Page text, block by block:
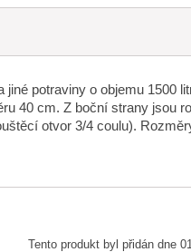
potraviny o objemu
40 cm. Z boční strany jsou
otvor 3/4 coulu).
Tento produkt byl přidán dne